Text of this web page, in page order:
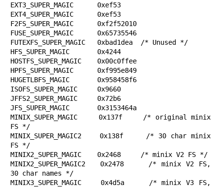
EXT3_SUPER_MAGIC      0xef53
EXT4_SUPER_MAGIC      0xef53
F2FS_SUPER_MAGIC      0xf2f52010
FUSE_SUPER_MAGIC      0x65735546
FUTEXFS_SUPER_MAGIC   0xbad1dea  /* Unused */
HFS_SUPER_MAGIC       0x4244
HOSTFS_SUPER_MAGIC    0x00c0ffee
HPFS_SUPER_MAGIC      0xf995e849
HUGETLBFS_MAGIC       0x958458f6
ISOFS_SUPER_MAGIC     0x9660
JFFS2_SUPER_MAGIC     0x72b6
JFS_SUPER_MAGIC       0x3153464a
MINIX_SUPER_MAGIC     0x137f     /* original minix
FS */
MINIX_SUPER_MAGIC2    0x138f     /* 30 char minix
FS */
MINIX2_SUPER_MAGIC    0x2468     /* minix V2 FS */
MINIX2_SUPER_MAGIC2   0x2478     /* minix V2 FS,
30 char names */
MINIX3_SUPER_MAGIC    0x4d5a     /* minix V3 FS,